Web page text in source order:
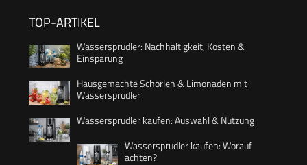
TOP-ARTIKEL
Wassersprudler: Nachhaltigkeit, Kosten &
Einsparung
Hausgemachte Schorlen & Limonaden mit
Wassersprudler
Wassersprudler kaufen: Auswahl & Nutzung
Wassersprudler kaufen: Worauf
achten?